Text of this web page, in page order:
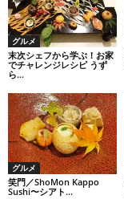
グルメ
末次シェフから学ぶ！お家
でチャレンジレシピ うず
ら...
グルメ
笑門／ShoMon Kappo
Sushi〜シアト...